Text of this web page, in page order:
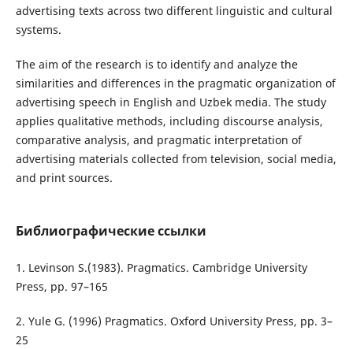
advertising texts across two different linguistic and cultural
systems.
The aim of the research is to identify and analyze the
similarities and differences in the pragmatic organization of
advertising speech in English and Uzbek media. The study
applies qualitative methods, including discourse analysis,
comparative analysis, and pragmatic interpretation of
advertising materials collected from television, social media,
and print sources.
Библиографические ссылки
1. Levinson S.(1983). Pragmatics. Cambridge University
Press, pp. 97–165
2. Yule G. (1996) Pragmatics. Oxford University Press, pp. 3–
25